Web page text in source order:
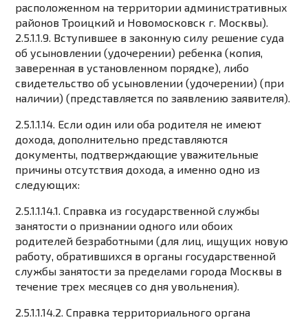
расположенном на территории административных
районов Троицкий и Новомосковск г. Москвы).
2.5.1.1.9. Вступившее в законную силу решение суда
об усыновлении (удочерении) ребенка (копия,
заверенная в установленном порядке), либо
свидетельство об усыновлении (удочерении) (при
наличии) (представляется по заявлению заявителя).
2.5.1.1.14. Если один или оба родителя не имеют
дохода, дополнительно представляются
документы, подтверждающие уважительные
причины отсутствия дохода, а именно одно из
следующих:
2.5.1.1.14.1. Справка из государственной службы
занятости о признании одного или обоих
родителей безработными (для лиц, ищущих новую
работу, обратившихся в органы государственной
службы занятости за пределами города Москвы в
течение трех месяцев со дня увольнения).
2.5.1.1.14.2. Справка территориального органа